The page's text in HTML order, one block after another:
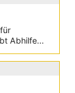
Abhilfe...